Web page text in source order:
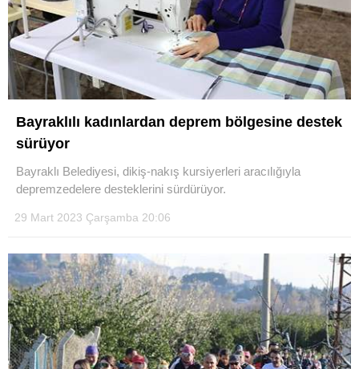
Bayraklılı kadınlardan deprem bölgesine destek
sürüyor
Bayraklı Belediyesi, dikiş-nakış kursiyerleri aracılığıyla
depremzedelere desteklerini sürdürüyor.
29 Mart 2023 Çarşamba 20:06